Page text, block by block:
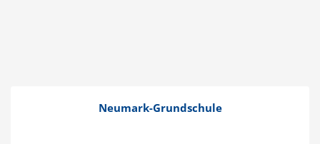
Neumark-Grund­­schule